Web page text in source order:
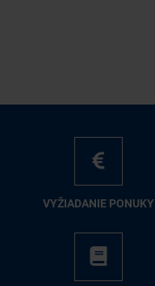
VY­ŽIA­DA­NIE PO­NU­KY